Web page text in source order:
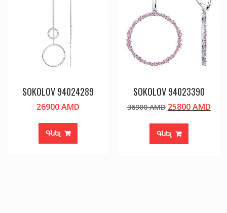
SOKOLOV 94024289
26900AMD
Գնել
SOKOLOV 94023390
36900AMD Original
was:
36900 AMD.
25800AMD
Գնել